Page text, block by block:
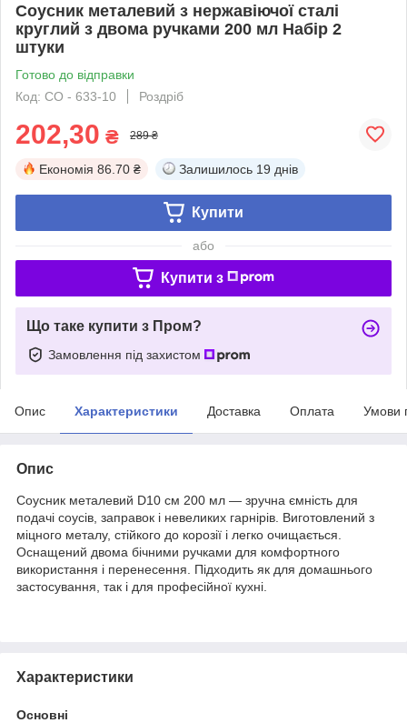
Соусник металевий з нержавіючої сталі
круглий з двома ручками 200 мл Набір 2
штуки
Готово до відправки
Код: СО - 633-10
Роздріб
202,30 ₴ 289 ₴
Економія 86.70 ₴ Залишилось 19 днів
Купити
або
Купити з
Що таке купити з Пром?
Замовлення під захистом
Опис Характеристики Доставка Оплата Умови
Опис
Соусник металевий D10 см 200 мл — зручна ємність для
подачі соусів, заправок і невеликих гарнірів. Виготовлений з
міцного металу, стійкого до корозії і легко очищається.
Оснащений двома бічними ручками для комфортного
використання і перенесення. Підходить як для домашнього
застосування, так і для професійної кухні.
Характеристики
Основні